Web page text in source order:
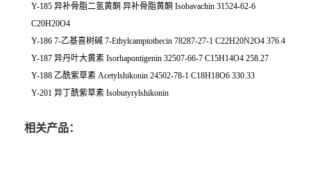
Y-185 异补骨脂二氢黄酮 异补骨脂黄酮 Isobavachin 31524-62-6
C20H20O4
Y-186 7-乙基喜树碱 7-Ethylcamptothecin 78287-27-1 C22H20N2O4 376.4
Y-187 异丹叶大黄素 Isorhapontigenin 32507-66-7 C15H14O4 258.27
Y-188 乙酰紫草素 Acetylshikonin 24502-78-1 C18H18O6 330.33
Y-201 异丁酰紫草素 Isobutyrylshikonin
相关产品：